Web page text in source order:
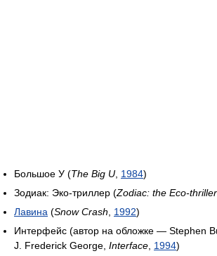
Большое У (The Big U 1984)
Зодиак: Эко-триллер (Zodiac: the Eco-thriller
Лавина (Snow Crash 1992)
Интерфейс (автор на обложке — Stephen
J. Frederick George, Interface 1994)